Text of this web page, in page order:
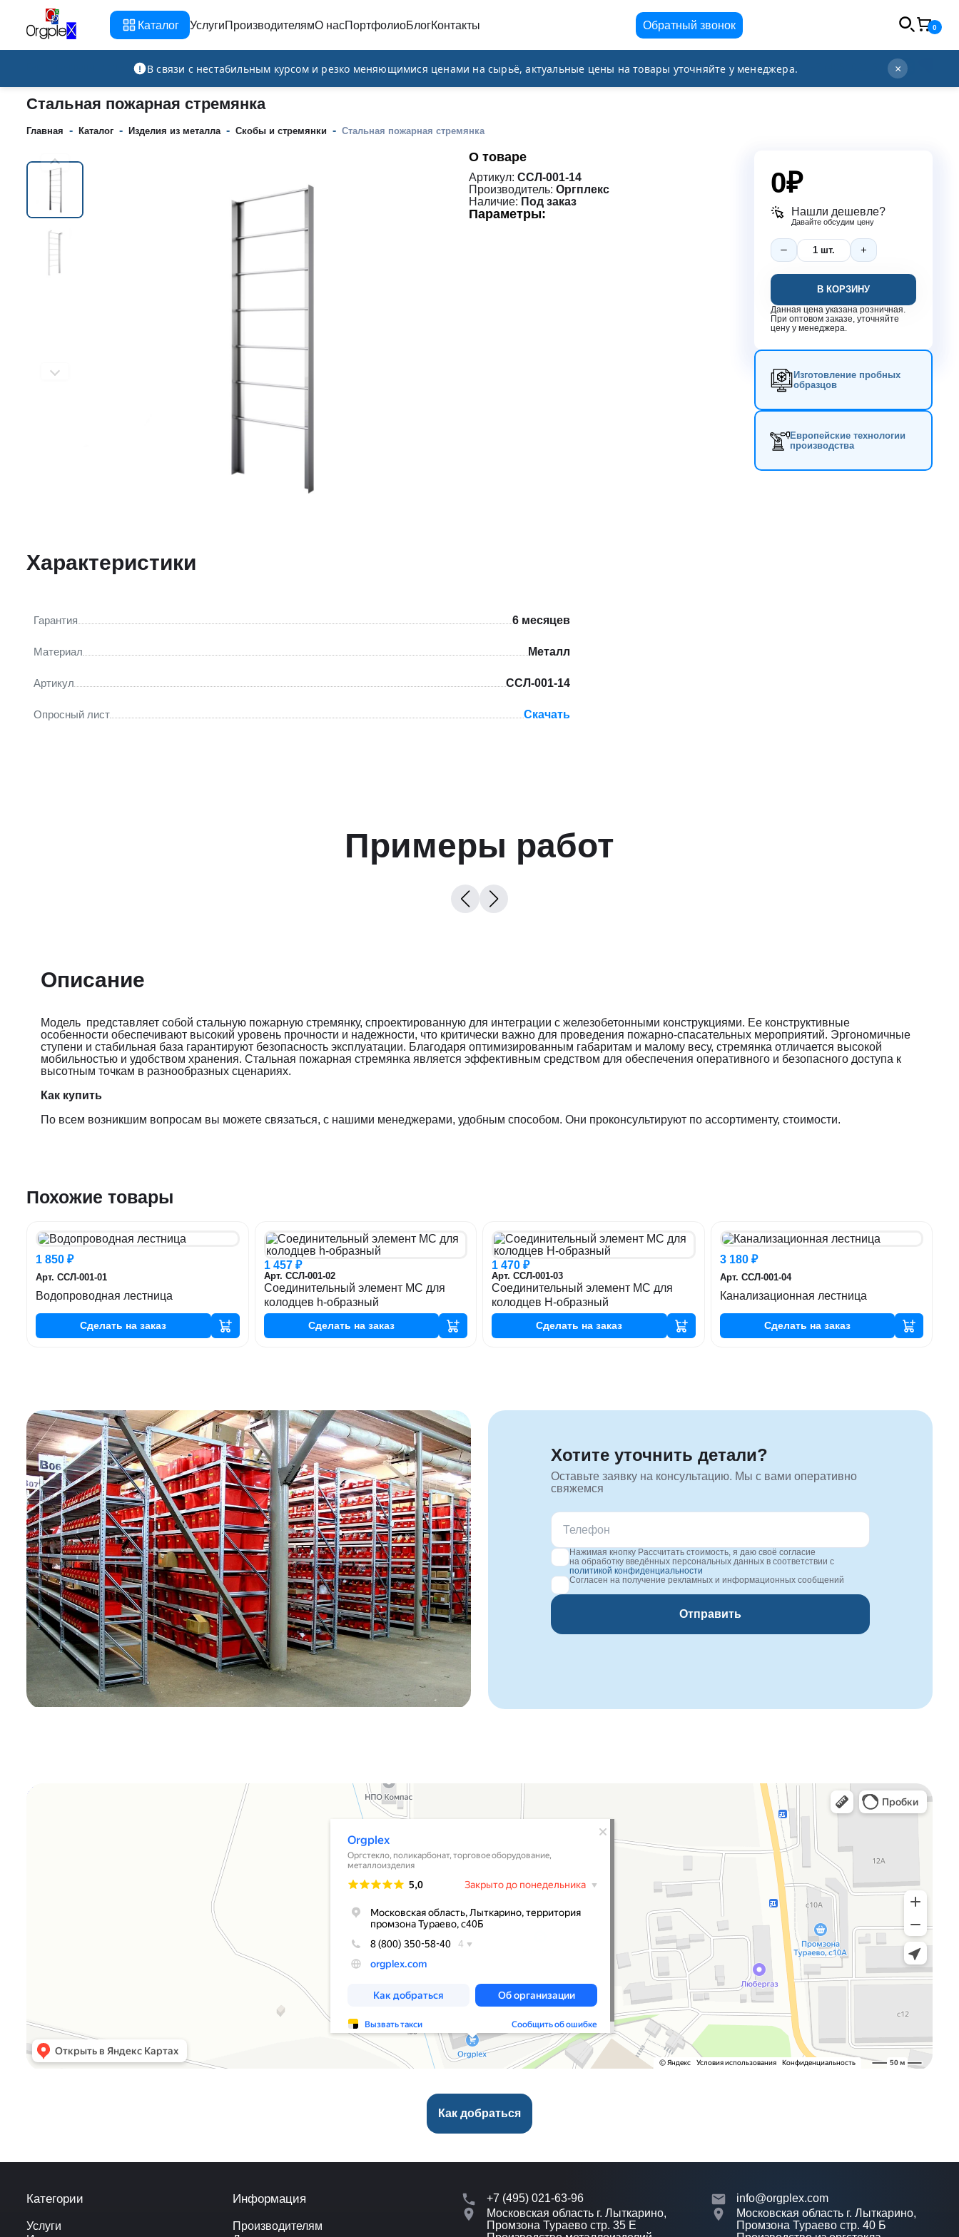
Каталог УслугиПроизводителямО насПортфолиоБлогКонтакты Обратный звонок 0
В связи с нестабильным курсом и резко меняющимися ценами на сырьё, актуальные цены на товары уточняйте у менеджера. ×
Рекламно-производственная компания info@orgplex.com +7 (495) 021-63-96
Стальная пожарная стремянка
Главная - Каталог - Изделия из металла - Скобы и стремянки - Стальная пожарная стремянка
О товаре
Артикул:ССЛ-001-14
Производитель:Оргплекс
Наличие: Под заказ
Параметры:
0₽
Нашли дешевле?
Давайте обсудим цену
В КОРЗИНУ
Данная цена указана розничная.
При оптовом заказе, уточняйте
цену у менеджера.
Изготовление пробных
образцов
Европейские технологии
производства
Характеристики
Гарантия 6 месяцев
Материал Металл
Артикул ССЛ-001-14
Опросный лист Скачать
Примеры работ
Описание
Модель представляет собой стальную пожарную стремянку, спроектированную для интеграции с железобетонными конструкциями. Ее конструктивные
особенности обеспечивают высокий уровень прочности и надежности, что критически важно для проведения пожарно-спасательных мероприятий. Эргономичные
ступени и стабильная база гарантируют безопасность эксплуатации. Благодаря оптимизированным габаритам и малому весу, стремянка отличается высокой
мобильностью и удобством хранения. Стальная пожарная стремянка является эффективным средством для обеспечения оперативного и безопасного доступа к
высотным точкам в разнообразных сценариях.
Как купить
По всем возникшим вопросам вы можете связаться, с нашими менеджерами, удобным способом. Они проконсультируют по ассортименту, стоимости.
Похожие товары
1 850 ₽
Арт. ССЛ-001-01
Водопроводная лестница
Сделать на заказ
1 457 ₽
Арт. ССЛ-001-02
Соединительный элемент МС для
колодцев h-образный
Сделать на заказ
1 470 ₽
Арт. ССЛ-001-03
Соединительный элемент МС для
колодцев H-образный
Сделать на заказ
3 180 ₽
Арт. ССЛ-001-04
Канализационная лестница
Сделать на заказ
Хотите уточнить детали?
Оставьте заявку на консультацию. Мы с вами оперативно
свяжемся
Нажимая кнопку Рассчитать стоимость, я даю своё согласие
на обработку введённых персональных данных в соответствии с
политикой конфиденциальности
Согласен на получение рекламных и информационных сообщений
Отправить
Orgplex
Как добраться
Категории
Услуги
Информация
Производителям
+7 (495) 021-63-96
Московская область г. Лыткарино,
Промзона Тураево стр. 35 Е
info@orgplex.com
Московская область г. Лыткарино,
Промзона Тураево стр. 40 Б